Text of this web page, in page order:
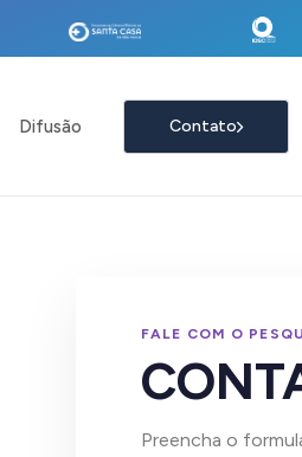
Difusão Contato
FALE COM O
Preencha o